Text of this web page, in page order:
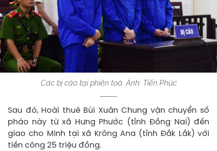
Các bị cáo tại phiên toà. Ảnh: Tiến Phúc
Sau đó, Hoài thuê Bùi Xuân Chung vận chuyển số
pháo này từ xã Hưng Phước (tỉnh Đồng Nai) đến
giao cho Minh tại xã Krông Ana (tỉnh Đắk Lắk) với
tiền công 25 triệu đồng.